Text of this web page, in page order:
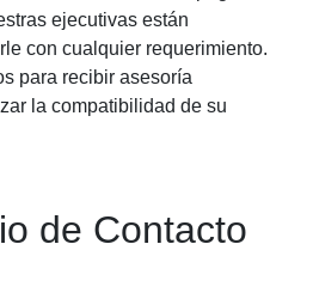
ejecutivas están
con cualquier requerimiento.
para recibir asesoría
la compatibilidad de su
de Contacto